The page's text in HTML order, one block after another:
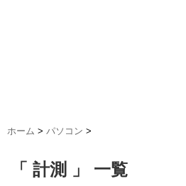
ホーム > パソコン >
「 計測 」 一覧